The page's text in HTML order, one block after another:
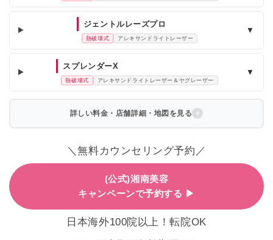
ジェントルレーズプロ
熱破壊式 アレキサンドライトレーザー
▼
スプレンダーX
熱破壊式 アレキサンドライトレーザー＆ヤグレーザー
▼
詳しい料金・店舗詳細・地図を見る
＼無料カウンセリング予約／
(公式)湘南美容
キャンペーンで予約する ▶
日本海外100院以上！転院OK